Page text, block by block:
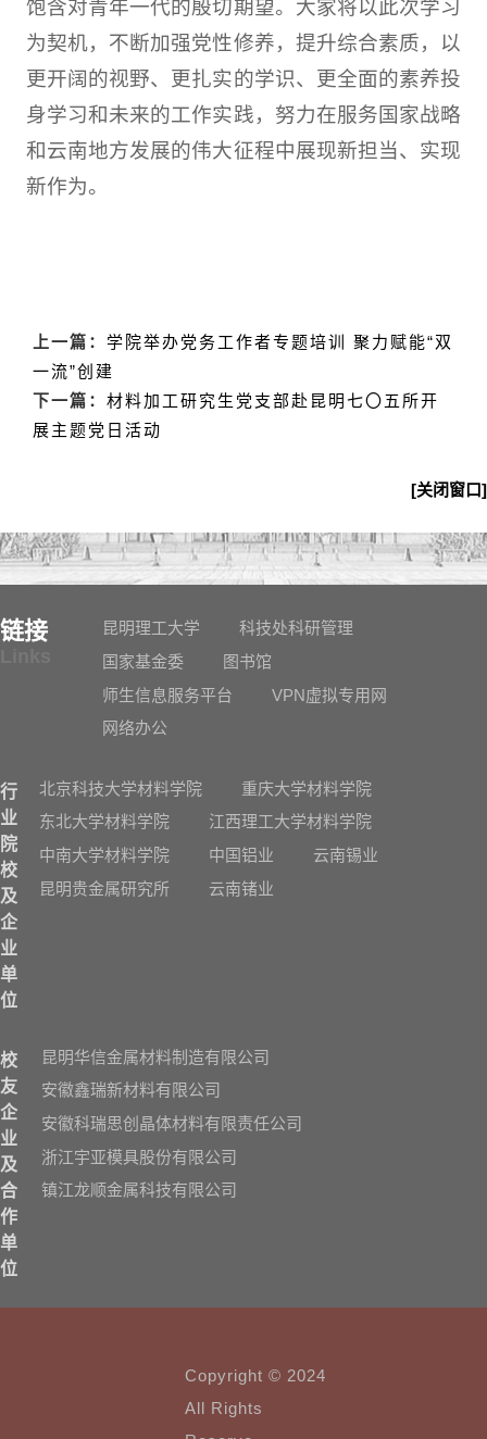
饱含对青年一代的殷切期望。大家将以此次学习
为契机，不断加强党性修养，提升综合素质，以
更开阔的视野、更扎实的学识、更全面的素养投
身学习和未来的工作实践，努力在服务国家战略
和云南地方发展的伟大征程中展现新担当、实现
新作为。
上一篇： 学院举办党务工作者专题培训 聚力赋能“双
一流”创建
下一篇： 材料加工研究生党支部赴昆明七〇五所开
展主题党日活动
[关闭窗口]
链接 昆明理工大学
科技处科研管理
国家基金委
图书馆
师生信息服务平台
VPN虚拟专用网
网络办公
行
业
院
校
及
企
业
单
位
北京科技大学材料学院
重庆大学材料学院
东北大学材料学院
江西理工大学材料学院
中南大学材料学院
中国铝业
云南锡业
昆明贵金属研究所
云南锗业
校
友
企
业
及
合
作
单
位
昆明华信金属材料制造有限公司
安徽鑫瑞新材料有限公司
安徽科瑞思创晶体材料有限责任公司
浙江宇亚模具股份有限公司
镇江龙顺金属科技有限公司
Copyright © 2024
All Rights